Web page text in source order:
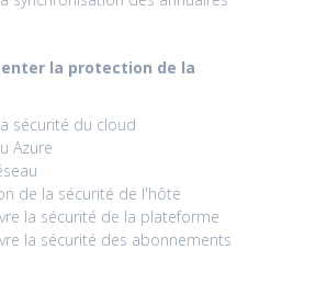
la protection de la
sécurité du cloud
Azure
de la sécurité de l'hôte
la sécurité de la plateforme
la sécurité des abonnements